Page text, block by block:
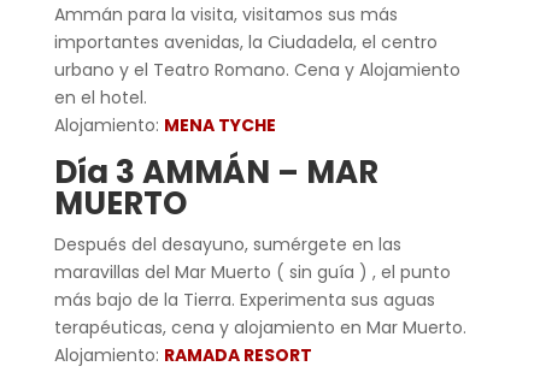
Ammán para la visita, visitamos sus más
importantes avenidas, la Ciudadela, el centro
urbano y el Teatro Romano. Cena y Alojamiento
en el hotel.
Alojamiento: MENA TYCHE
Día 3 AMMÁN – MAR
MUERTO
Después del desayuno, sumérgete en las
maravillas del Mar Muerto ( sin guía ) , el punto
más bajo de la Tierra. Experimenta sus aguas
terapéuticas, cena y alojamiento en Mar Muerto.
Alojamiento: RAMADA RESORT